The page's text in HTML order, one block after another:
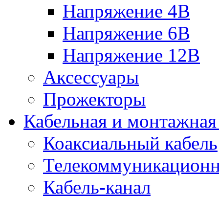
Напряжение 4В
Напряжение 6В
Напряжение 12В
Аксессуары
Прожекторы
Кабельная и
Коаксиальный кабель
Кабель-канал